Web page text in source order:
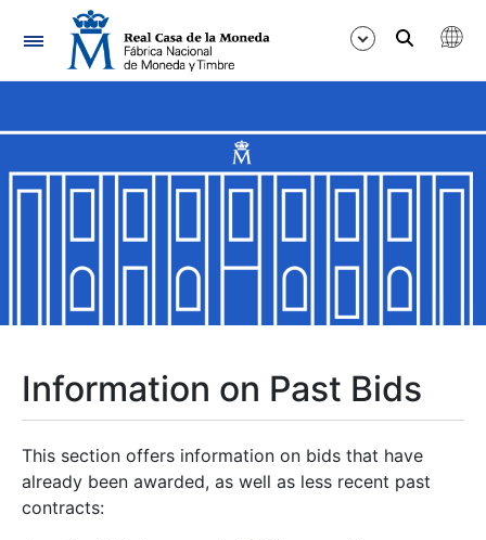
Navigation
Show/Hide
Show/Hide
Show/Hide
Information on Past Bids
This section offers information on bids that have
already been awarded, as well as less recent past
contracts: